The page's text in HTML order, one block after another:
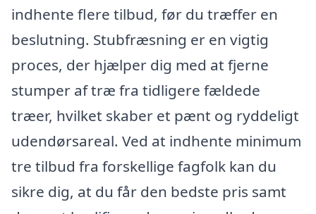
indhente flere tilbud, før du træffer en
beslutning. Stubfræsning er en vigtig
proces, der hjælper dig med at fjerne
stumper af træ fra tidligere fældede
træer, hvilket skaber et pænt og ryddeligt
udendørsareal. Ved at indhente minimum
tre tilbud fra forskellige fagfolk kan du
sikre dig, at du får den bedste pris samt